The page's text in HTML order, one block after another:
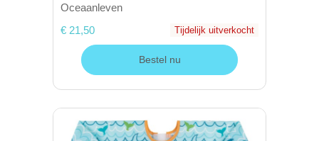
Oceaanleven
€ 21,50
Tijdelijk uitverkocht
Bestel nu